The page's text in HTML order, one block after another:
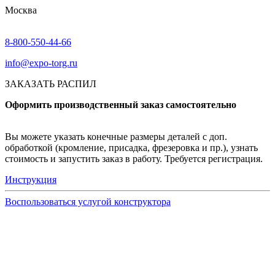
Москва
8-800-550-44-66
info@expo-torg.ru
ЗАКАЗАТЬ РАСПИЛ
Оформить производственный заказ самостоятельно
Вы можете указать конечные размеры деталей с доп.
обработкой (кромление, присадка, фрезеровка и пр.), узнать
стоимость и запустить заказ в работу. Требуется регистрация.
Инструкция
Воспользоваться услугой конструктора